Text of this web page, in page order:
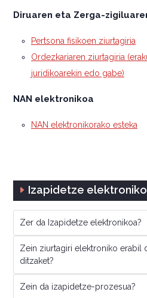
Diruaren eta Zerga-
Pertsona fisikoen ziurtagiria
Ordezkariaren ziurtagiria
juridikoarekin edo gabe)
NAN elektronikoa
NAN elektronikorako esteka
Izapidetze
Zer da Izapidetze elektronikoa?
Zein ziurtagiri elektroniko erabil
ditzaket?
Zein da izapidetze-prozesua?